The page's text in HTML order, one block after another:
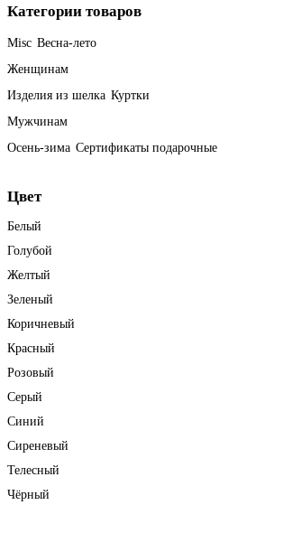
Категории товаров
Misc Весна-лето
Женщинам
Изделия из шелка Куртки
Мужчинам
Осень-зима Сертификаты подарочные
Цвет
Белый
Голубой
Желтый
Зеленый
Коричневый
Красный
Розовый
Серый
Синий
Сиреневый
Телесный
Чёрный